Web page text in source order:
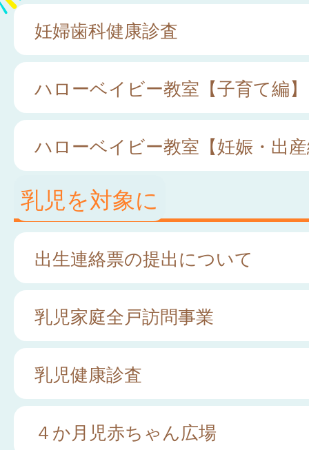
妊婦歯科健康診査
ハローベイビー教室【子育て編】
ハローベイビー教室【妊娠・出
乳児を対象に
出生連絡票の提出について
乳児家庭全戸訪問事業
乳児健康診査
４か月児赤ちゃん広場